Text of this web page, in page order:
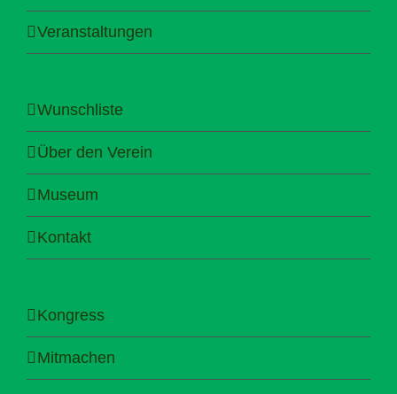
Veranstaltungen
Wunschliste
Über den Verein
Museum
Kontakt
Kongress
Mitmachen